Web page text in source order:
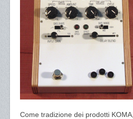
Come tradizione dei prodotti